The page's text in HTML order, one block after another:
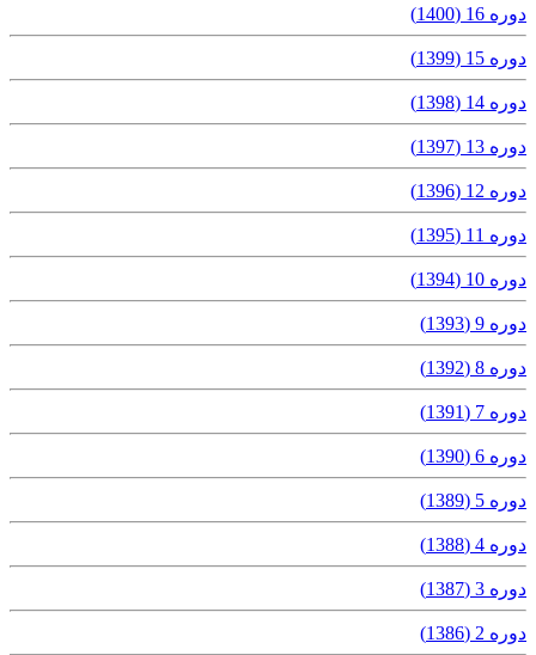
دوره 16 (1400)
دوره 15 (1399)
دوره 14 (1398)
دوره 13 (1397)
دوره 12 (1396)
دوره 11 (1395)
دوره 10 (1394)
دوره 9 (1393)
دوره 8 (1392)
دوره 7 (1391)
دوره 6 (1390)
دوره 5 (1389)
دوره 4 (1388)
دوره 3 (1387)
دوره 2 (1386)